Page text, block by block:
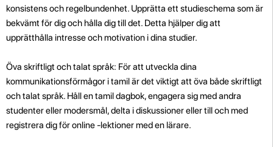
konsistens och regelbundenhet. Upprätta ett studieschema som är
bekvämt för dig och hålla dig till det. Detta hjälper dig att
upprätthålla intresse och motivation i dina studier.
Öva skriftligt och talat språk: För att utveckla dina
kommunikationsförmågor i tamil är det viktigt att öva både skriftligt
och talat språk. Håll en tamil dagbok, engagera sig med andra
studenter eller modersmål, delta i diskussioner eller till och med
registrera dig för online -lektioner med en lärare.